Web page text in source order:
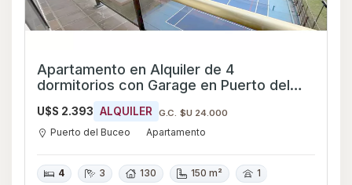
Apartamento en Alquiler de 4
dormitorios con Garage en Puerto del
Buceo, Montevideo
U$S 2.393 ALQUILER G.C. $U 24.000
Puerto del Buceo Apartamento
4 3 130 150 m² 1